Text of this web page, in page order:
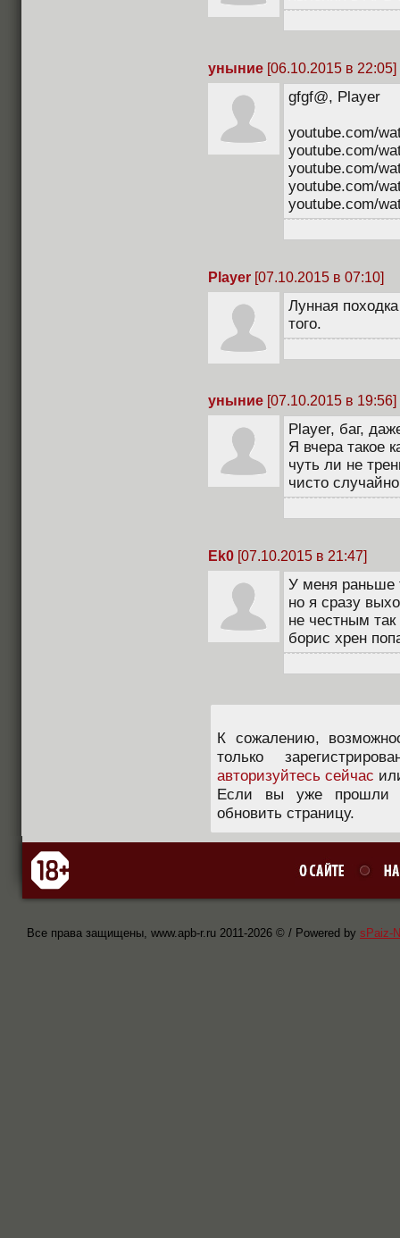
уныние [06.10.2015 в 22:05]
gfgf@, Player
youtube.com/
youtube.com/
youtube.com/
youtube.com/
youtube.com/
Player [07.10.2015 в 07:10]
Лунная
того.
уныние [07.10.2015 в 19:56]
Player, баг,
Я вчера такое
чуть ли не
чисто
Ek0 [07.10.2015 в 21:47]
У меня раньше
но я сразу
не честным
борис хрен
К сожалению,
только
авторизуйтесь сейчас
Если вы уже прошли
обновить страницу.
Все права защищены, www.apb-r.ru 2011-2026 © / Powered by sPaiz-